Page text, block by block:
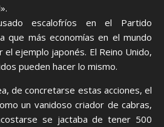
escalofríos en el Partido
que más economías en el mundo
ejemplo japonés. El Reino Unido,
pueden hacer lo mismo.
de concretarse estas acciones, el
un vanidoso criador de cabras,
se jactaba de tener 500